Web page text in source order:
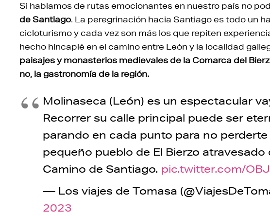
Si hablamos de rutas emocionantes en nuestro país no
de Santiago. La peregrinación hacia Santiago es todo un
cicloturismo y cada vez son más los que repiten
hecho hincapié en el camino entre León y la localidad
paisajes y monasterios medievales de la Comarca del
no, la gastronomía de la región.
Molinaseca (León) es un espectacular
Recorrer su calle principal puede ser
parando en cada punto para no
pequeño pueblo de El Bierzo atravesado
Camino de Santiago. pic.twitter.com/
— Los viajes de Tomasa
2023